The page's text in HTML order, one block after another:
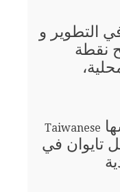
التطوير و
نقطة
Taiwanese
تايوان في